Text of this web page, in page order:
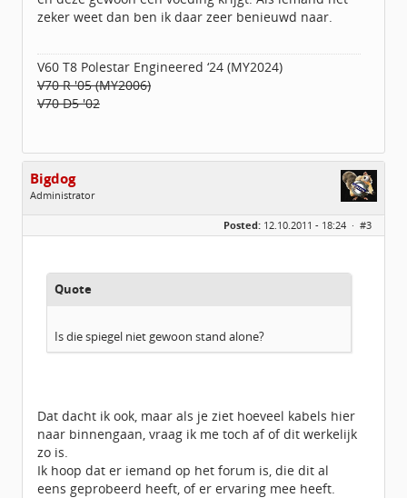
zeker weet dan ben ik daar zeer benieuwd naar.
V60 T8 Polestar Engineered ‘24 (MY2024)
V70 R '05 (MY2006)
V70 D5 '02
Bigdog
Administrator
Geslacht:
Homepage:
volvov70forum.com
Posted: 12.10.2011 - 18:24 · #3
Quote
Is die spiegel niet gewoon stand alone?
Dat dacht ik ook, maar als je ziet hoeveel kabels hier
naar binnengaan, vraag ik me toch af of dit werkelijk
zo is.
Ik hoop dat er iemand op het forum is, die dit al
eens geprobeerd heeft, of er ervaring mee heeft.